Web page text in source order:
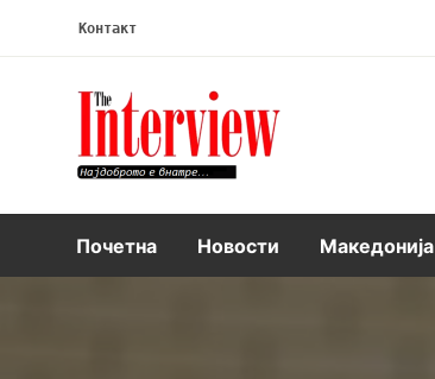
Контакт
Интервју
Почетна Новости Македонија